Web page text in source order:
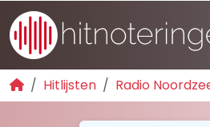
Hitlijsten Radio